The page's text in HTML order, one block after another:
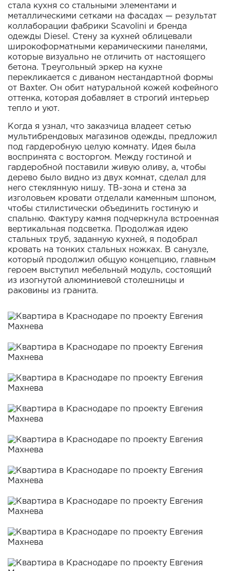
стала кухня со стальными элементами и
металлическими сетками на фасадах — результат
коллаборации фабрики Scavolini и бренда
одежды Diesel. Стену за кухней облицевали
широкоформатными керамическими панелями,
которые визуально не отличить от настоящего
бетона. Треугольный эркер на кухне
перекликается с диваном нестандартной формы
от Baxter. Он обит натуральной кожей кофейного
оттенка, которая добавляет в строгий интерьер
тепло и уют.
Когда я узнал, что заказчица владеет сетью
мультибрендовых магазинов одежды, предложил
под гардеробную целую комнату. Идея была
воспринята с восторгом. Между гостиной и
гардеробной поставили живую оливу, а, чтобы
дерево было видно из двух комнат, сделал для
него стеклянную нишу. ТВ-зона и стена за
изголовьем кровати отделали каменным шпоном,
чтобы стилистически объединить гостиную и
спальню. Фактуру камня подчеркнула встроенная
вертикальная подсветка. Продолжая идею
стальных труб, заданную кухней, я подобрал
кровать на тонких стальных ножках. В санузле,
который продолжил общую концепцию, главным
героем выступил мебельный модуль, состоящий
из изогнутой алюминиевой столешницы и
раковины из гранита.